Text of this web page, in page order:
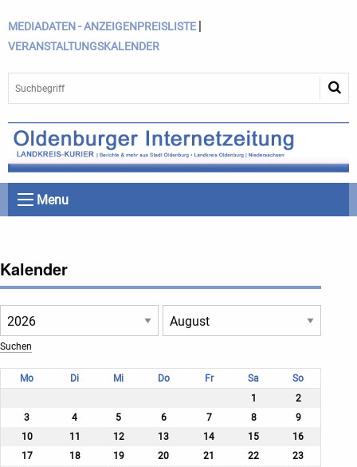
MEDIADATEN - ANZEIGENPREISLISTE |
VERANSTALTUNGSKALENDER
Menu
Kalender
Mo Di Mi Do Fr Sa
So
1
2
3
4 5 6 7 8
9
10
11 12 13 14 15
16
17
18 19 20 21 22
23